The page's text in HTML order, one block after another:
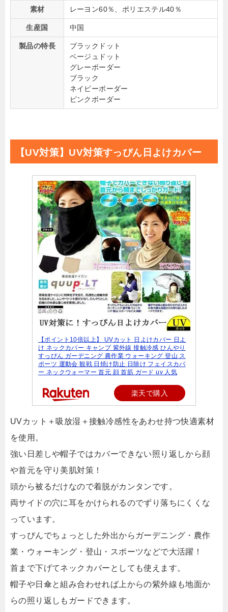
素材 レーヨン60％、ポリエステル40％
生産国 中国
製品の特長
ブラックドット
ベージュドット
グレーボーダー
ブラック
ネイビーボーダー
ピンクボーダー
【UV対策】UV対策すっぴん日よけカバー
【ポイント10倍以上】 UVカット 日よけカバー 日よ
け ネックカバー キャンプ 紫外線 接触冷感 ひんやり
すっぴん ガーデニング 農作業 ウォーキング 登山 ス
ポーツ 運動会 観戦 日焼け防止 日除け フェイスカバ
ー ネックウォーマー 首元 顔 首筋 ガード uv 人気
楽天で購入
UVカット＋吸放湿＋接触冷感性をあわせ持つ快適素材
を使用。
強い日差しや帽子ではカバーできない照り返しから顔
や首元を守り美肌対策！
頭から被るだけなので着脱がカンタンです。
両サイドの穴に耳をかけられるのでずり落ちにくくな
っています。
すっぴんでちょっとした外出からガーデニング・農作
業・ウォーキング・登山・スポーツなどで大活躍！
首まで下げてネックカバーとしても使えます。
帽子や日傘と組み合わせれば上からの紫外線も地面か
らの照り返しもガードできます。